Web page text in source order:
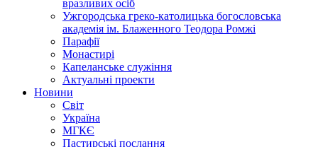
вразливих осіб
Ужгородська греко-католицька богословська
академія ім. Блаженного Теодора Ромжі
Парафії
Монастирі
Капеланське служіння
Актуальні проекти
Новини
Світ
Україна
МГКЄ
Пастирські послання